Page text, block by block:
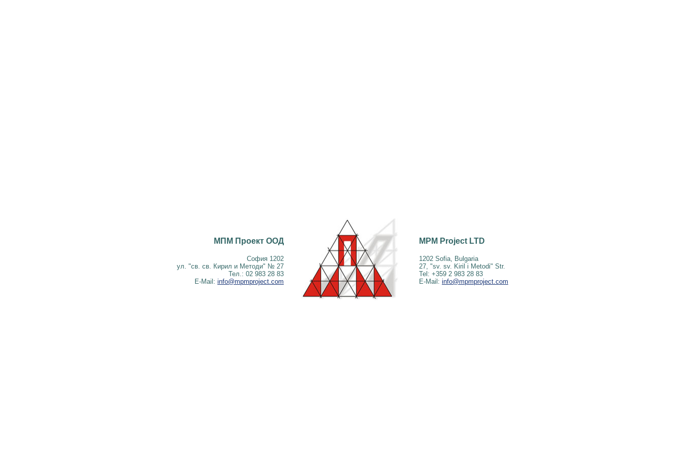
МПМ Проект ООД
София 1202
ул. "св. св. Кирил и Методи" № 27
Тел.: 02 983 28 83
E-Mail: info@mpmproject.com
MPM Project LTD
1202 Sofia, Bulgaria
27, "sv. sv. Kiril i Metodi" Str.
Tel: +359 2 983 28 83
E-Mail: info@mpmproject.com